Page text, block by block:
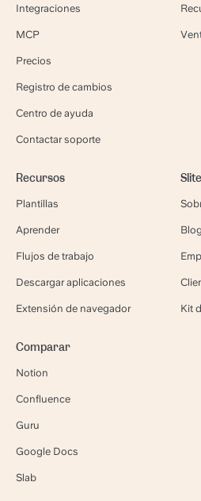
Integraciones
MCP
Precios
Registro de cambios
Centro de ayuda
Contactar soporte
Recursos
Plantillas
Aprender
Flujos de trabajo
Descargar aplicaciones
Extensión de navegador
Slite
Blog
Kit
Comparar
Notion
Confluence
Guru
Google Docs
Slab